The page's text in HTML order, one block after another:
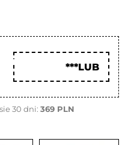
ODBIERZ
***LUB
30 dni: 369 PLN